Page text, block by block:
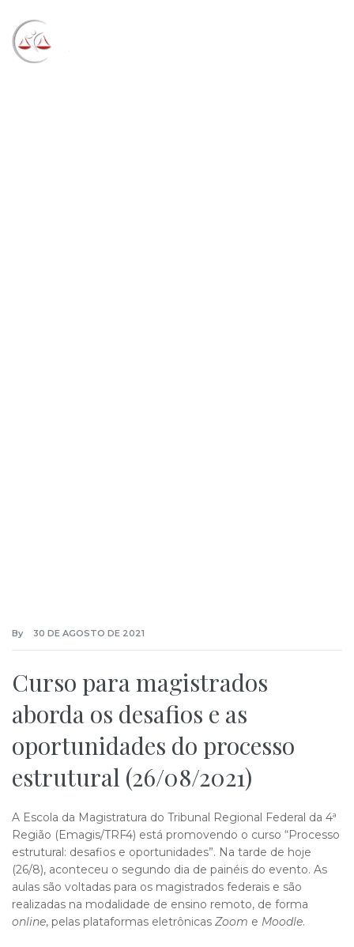
By 30 DE AGOSTO DE 2021
Curso para magistrados
aborda os desafios e as
oportunidades do processo
estrutural (26/08/2021)
A Escola da Magistratura do Tribunal Regional Federal da 4ª
Região (Emagis/TRF4) está promovendo o curso “Processo
estrutural: desafios e oportunidades”. Na tarde de hoje
(26/8), aconteceu o segundo dia de painéis do evento. As
aulas são voltadas para os magistrados federais e são
realizadas na modalidade de ensino remoto, de forma
online, pelas plataformas eletrônicas Zoom e Moodle.